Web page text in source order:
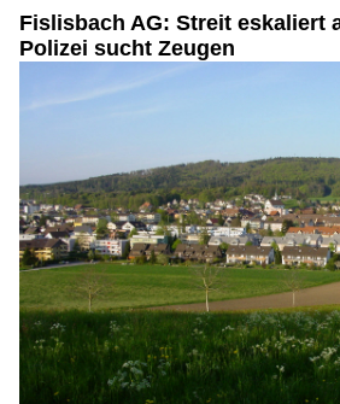
Fislisbach AG: Streit eskaliert
Polizei sucht Zeugen